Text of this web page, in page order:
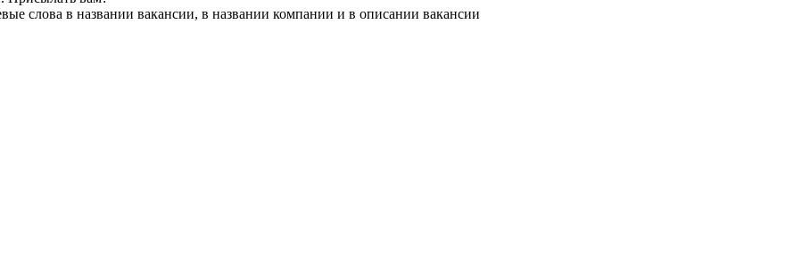
слова в названии вакансии, в названии компании и в описании вакансии